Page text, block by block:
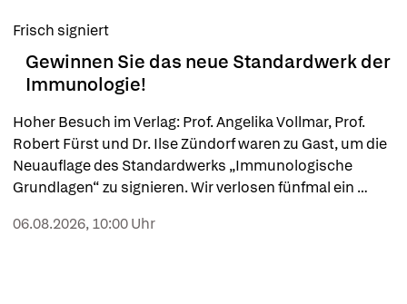
Gewinnen Sie das neue Standardwerk der
Immunologie!
Hoher Besuch im Verlag: Prof. Angelika Vollmar, Prof.
Robert Fürst und Dr. Ilse Zündorf waren zu Gast, um die
Neuauflage des Standardwerks „Immunologische
Grundlagen“ zu signieren. Wir verlosen fünfmal ein
gewinnen Sie Ihr Buch direkt bei uns!
Frisch signiert
06.08.2026, 10:00 Uhr